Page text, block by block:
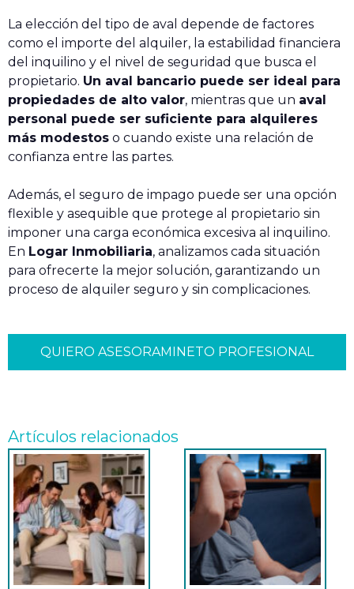
La elección del tipo de aval depende de factores
como el importe del alquiler, la estabilidad financiera
del inquilino y el nivel de seguridad que busca el
propietario. Un aval bancario puede ser ideal para
propiedades de alto valor, mientras que un aval
personal puede ser suficiente para alquileres
más modestos o cuando existe una relación de
confianza entre las partes.
Además, el seguro de impago puede ser una opción
flexible y asequible que protege al propietario sin
imponer una carga económica excesiva al inquilino.
En Logar Inmobiliaria, analizamos cada situación
para ofrecerte la mejor solución, garantizando un
proceso de alquiler seguro y sin complicaciones.
QUIERO ASESORAMINETO PROFESIONAL
Artículos relacionados